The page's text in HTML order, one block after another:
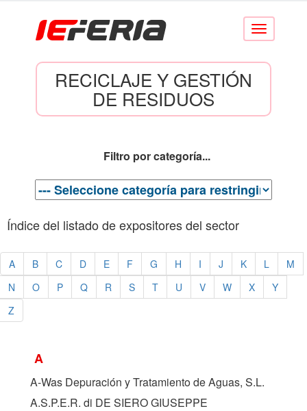
Conmutar
navegación
RECICLAJE Y GESTIÓN
DE RESIDUOS
Filtro por categoría...
Índice del listado de expositores del sector
A B C D E F G H I J K L
M
N
O P Q R S T U V W X
Y
Z
A
A-Was Depuración y Tratamiento de Aguas, S.L.
A.S.P.E.R. di DE SIERO GIUSEPPE